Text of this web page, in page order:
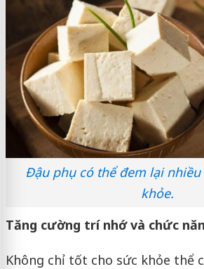
Đậu phụ có thể đem lại
khỏe.
Tăng cường trí nhớ và chức
Không chỉ tốt cho sức khỏe thể